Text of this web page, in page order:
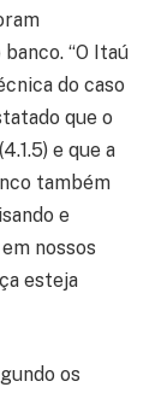
“O Itaú
do caso
que o
e que a
também
e
nossos
esteja
os